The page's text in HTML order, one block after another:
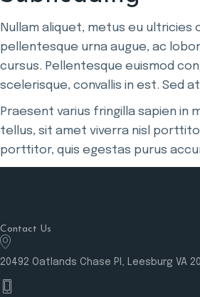
Nullam aliquet, metus eu
pellentesque urna augue, ac
cursus. Pellentesque euismod
scelerisque, convallis in est. Sed
Praesent varius fringilla sapien in
tellus, sit amet viverra nisl
porttitor, quis egestas purus
Contact Us
20492 Oatlands Chase Pl, Leesburg VA